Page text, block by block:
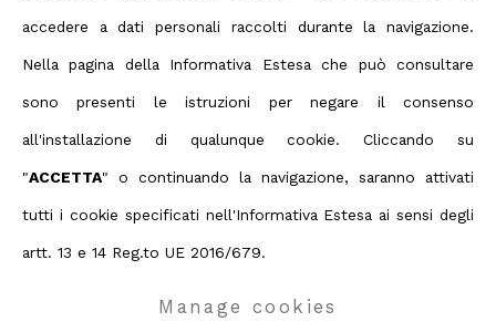
accedere a dati personali raccolti durante la navigazione.
Nella pagina della Informativa Estesa che può consultare
sono presenti le istruzioni per negare il consenso
all'installazione di qualunque cookie. Cliccando su
"ACCETTA" o continuando la navigazione, saranno attivati
tutti i cookie specificati nell'Informativa Estesa ai sensi degli
artt. 13 e 14 Reg.to UE 2016/679.
Manage cookies